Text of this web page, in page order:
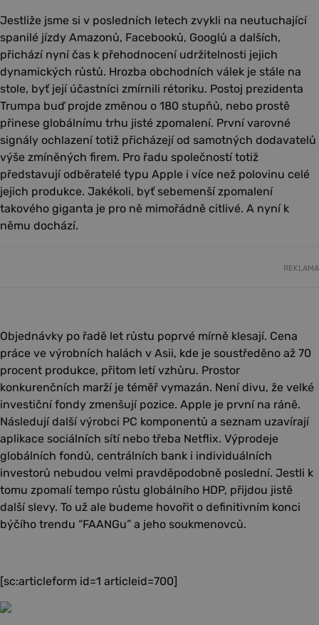
Jestliže jsme si v posledních letech zvykli na neutuchající
spanilé jízdy Amazonů, Facebooků, Googlů a dalších,
přichází nyní čas k přehodnocení udržitelnosti jejich
dynamických růstů. Hrozba obchodních válek je stále na
stole, byť její účastníci zmírnili rétoriku. Postoj prezidenta
Trumpa buď projde změnou o 180 stupňů, nebo prostě
přinese globálnímu trhu jisté zpomalení. První varovné
signály ochlazení totiž přicházejí od samotných dodavatelů
výše zmíněných firem. Pro řadu společností totiž
představují odběratelé typu Apple i více než polovinu celé
jejich produkce. Jakékoli, byť sebemenší zpomalení
takového giganta je pro ně mimořádně citlivé. A nyní k
němu dochází.
REKLAMA
Objednávky po řadě let růstu poprvé mírně klesají. Cena
práce ve výrobních halách v Asii, kde je soustředěno až 70
procent produkce, přitom letí vzhůru. Prostor
konkurenčních marží je téměř vymazán. Není divu, že velké
investiční fondy zmenšují pozice. Apple je první na ráně.
Následují další výrobci PC komponentů a seznam uzavírají
aplikace sociálních sítí nebo třeba Netflix. Výprodeje
globálních fondů, centrálních bank i individuálních
investorů nebudou velmi pravděpodobně poslední. Jestli k
tomu zpomalí tempo růstu globálního HDP, přijdou jistě
další slevy. To už ale budeme hovořit o definitivním konci
býčího trendu “FAANGu” a jeho soukmenovců.
[sc:articleform id=1 articleid=700]